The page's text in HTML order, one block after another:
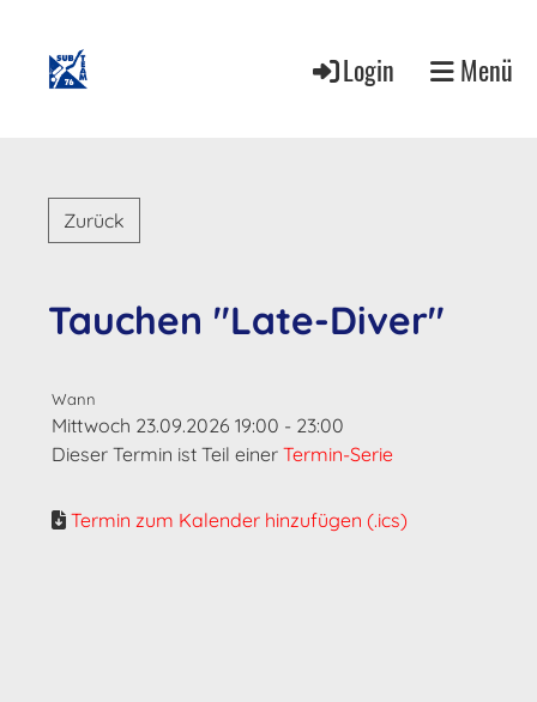
Login Menü
Zurück
Tauchen "Late-Diver"
Wann
Mittwoch 23.09.2026 19:00 - 23:00
Dieser Termin ist Teil einer Termin-Serie
Termin zum Kalender hinzufügen (.ics)